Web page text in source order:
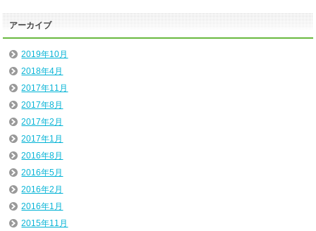
アーカイブ
2019年10月
2018年4月
2017年11月
2017年8月
2017年2月
2017年1月
2016年8月
2016年5月
2016年2月
2016年1月
2015年11月